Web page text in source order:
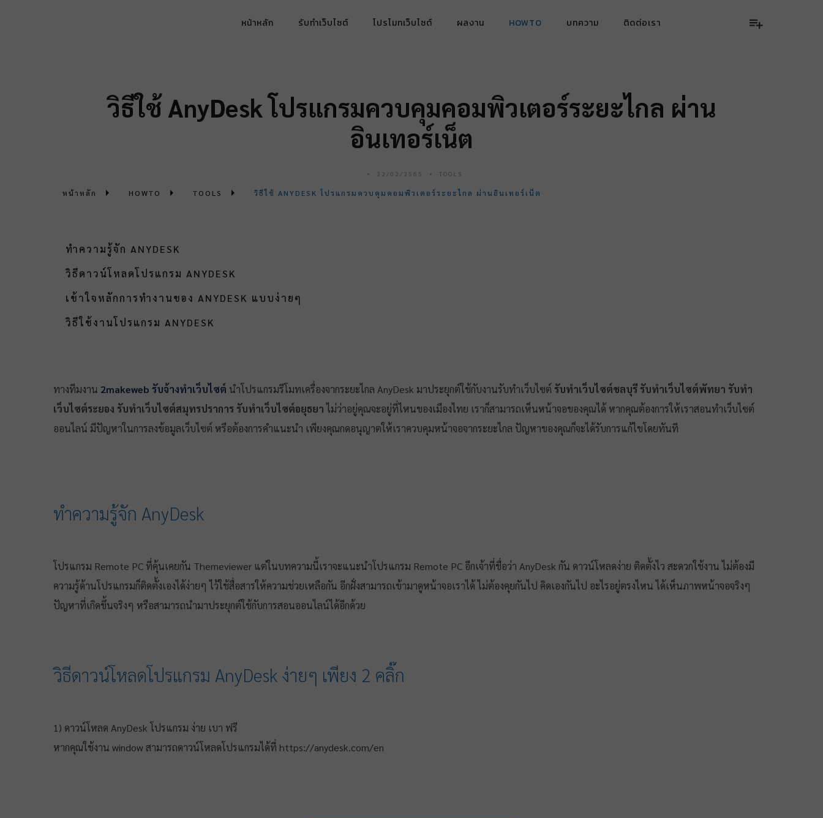
หน้าหลัก รับทำเว็บไซต์ โปรโมทเว็บไซต์ ผลงาน HOWTO บทความ ติดต่อเรา
วิธีใช้ AnyDesk โปรแกรมควบคุมคอมพิวเตอร์ระยะไกล ผ่าน
อินเทอร์เน็ต
22/02/2565 TOOLS
หน้าหลัก HOWTO TOOLS วิธีใช้ ANYDESK โปรแกรมควบคุมคอมพิวเตอร์ระยะไกล ผ่านอินเทอร์เน็ต
ทำความรู้จัก ANYDESK
วิธีดาวน์โหลดโปรแกรม ANYDESK
เข้าใจหลักการทำงานของ ANYDESK แบบง่ายๆ
วิธีใช้งานโปรแกรม ANYDESK
ทางทีมงาน 2makeweb รับจ้างทำเว็บไซต์ นำโปรแกรมรีโมทเครื่องจากระยะไกล AnyDesk มาประยุกต์ใช้กับงานรับทำเว็บไซต์ รับทำเว็บไซต์ชลบุรีรับทำเว็บไซต์พัทยา รับทำ
เว็บไซต์ระยอง รับทำเว็บไซต์สมุทรปราการรับทำเว็บไซต์อยุธยา ไม่ว่าอยู่คุณจะอยู่ที่ไหนของเมืองไทย เราก็สามารถเห็นหน้าจอของคุณได้ หากคุณต้องการให้เราสอนทำเว็บไซต์
ออนไลน์ มีปัญหาในการลงข้อมูลเว็บไซต์ หรือต้องการคำแนะนำ เพียงคุณกดอนุญาตให้เราควบคุมหน้าจอจากระยะไกล ปัญหาของคุณก็จะได้รับการแก้ไขโดยทันที
ทำความรู้จัก AnyDesk
โปรแกรม Remote PC ที่คุ้นเคยกัน Themeviewer แต่ในบทความนี้เราจะแนะนำโปรแกรม Remote PC อีกเจ้าที่ชื่อว่า AnyDesk กัน ดาวน์โหลดง่าย ติดตั้งไว สะดวกใช้งาน ไม่ต้องมี
ความรู้ด้านโปรแกรมก็ติดตั้งเองได้ง่ายๆ ไว้ใช้สื่อสารให้ความช่วยเหลือกัน อีกฝั่งสามารถเข้ามาดูหน้าจอเราได้ ไม่ต้องคุยกันไป คิดเองกันไป อะไรอยู่ตรงไหน ได้เห็นภาพหน้าจอจริงๆ
ปัญหาที่เกิดขึ้นจริงๆ หรือสามารถนำมาประยุกต์ใช้กับการสอนออนไลน์ได้อีกด้วย
วิธีดาวน์โหลดโปรแกรม AnyDesk ง่ายๆ เพียง 2 คลิ๊ก
1) ดาวน์โหลด AnyDesk โปรแกรม ง่าย เบา ฟรี
หากคุณใช้งาน window สามารถดาวน์โหลดโปรแกรมได้ที่ https://anydesk.com/en